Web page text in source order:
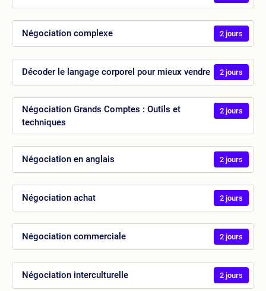
Négociation complexe 2 jours
Décoder le langage corporel pour mieux vendre 2 jours
Négociation Grands Comptes : Outils et
techniques
2 jours
Négociation en anglais 2 jours
Négociation achat 2 jours
Négociation commerciale 2 jours
Négociation interculturelle 2 jours